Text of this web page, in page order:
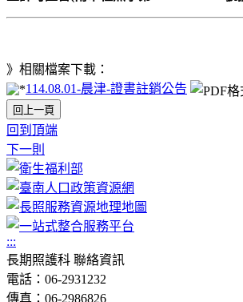
》相關檔案下載：
114.08.01-晨津-證書註銷公告
回上一頁
回到頂端
下一則
:::
長期照護科 聯絡資訊
電話：06-2931232
傳真：06-2986826